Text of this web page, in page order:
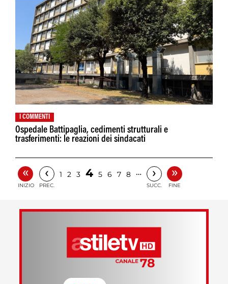
I COMMENTI
Ospedale Battipaglia, cedimenti strutturali e
trasferimenti: le reazioni dei sindacati
«
INIZIO
‹
PREC.
1 2 3 4 5 6 7 8 … ›
SUCC.
»
FINE